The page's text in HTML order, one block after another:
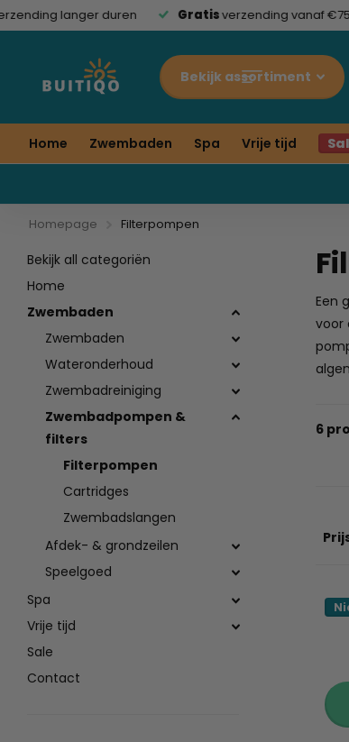
langer duren Gratisverzending vanaf €75
Bekijk assortiment
Home Zwembaden Spa Vrije tijd
Homepage Filterpompen
Een
voor
6
Bekijk all categoriën
Home
Zwembaden
Zwembaden
Wateronderhoud
Zwembadreiniging
Zwembadpompen &
filters
Filterpompen
Cartridges
Zwembadslangen
Afdek- & grondzeilen
Speelgoed
Spa
Vrije tijd
Sale
Contact